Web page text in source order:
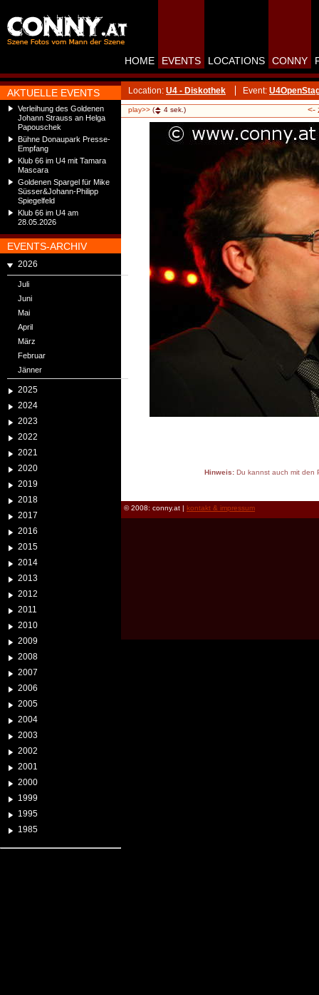
AKTUELLE EVENTS
Verleihung des Goldenen
Johann Strauss an Helga
Papouschek
Bühne Donaupark Presse-
Empfang
Klub 66 im U4 mit Tamara
Mascara
Goldenen Spargel für Mike
Süsser&Johann-Philipp
Spiegelfeld
Klub 66 im U4 am
28.05.2026
EVENTS-ARCHIV
2026
Juli
Juni
Mai
April
März
Februar
Jänner
2025
2024
2023
2022
2021
2020
2019
2018
2017
2016
2015
2014
2013
2012
2011
2010
2009
2008
2007
2006
2005
2004
2003
2002
2001
2000
1999
1995
1985
HOME EVENTS LOCATIONS CONNY
Location: U4 - Diskothek Event:
play>> ( 4 sek.) <-
Hinweis:Du kannst auch mit den
© 2008: conny.at | kontakt & impressum